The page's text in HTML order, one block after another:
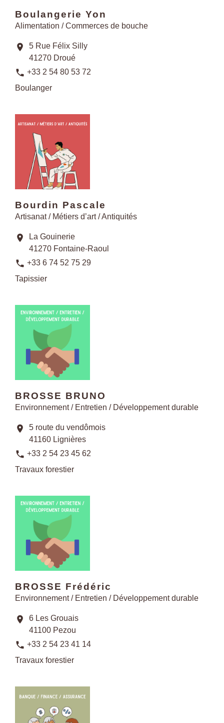
Boulangerie Yon
Alimentation / Commerces de bouche
location_on
5 Rue Félix Silly
41270 Droué
phone +33 2 54 80 53 72
Boulanger
Bourdin Pascale
Artisanat / Métiers d’art / Antiquités
location_on
La Gouinerie
41270 Fontaine-Raoul
phone +33 6 74 52 75 29
Tapissier
BROSSE BRUNO
Environnement / Entretien / Développement durable
location_on
5 route du vendômois
41160 Lignières
phone +33 2 54 23 45 62
Travaux forestier
BROSSE Frédéric
Environnement / Entretien / Développement durable
location_on
6 Les Grouais
41100 Pezou
phone +33 2 54 23 41 14
Travaux forestier